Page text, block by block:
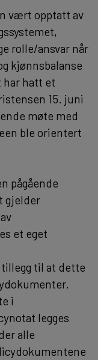
vært opptatt av
rolle/ansvar når
kjønnsbalanse
hatt et
15. juni
møte med
ble orientert
pågående
gjelder
et eget
til at dette
i
legges
alle